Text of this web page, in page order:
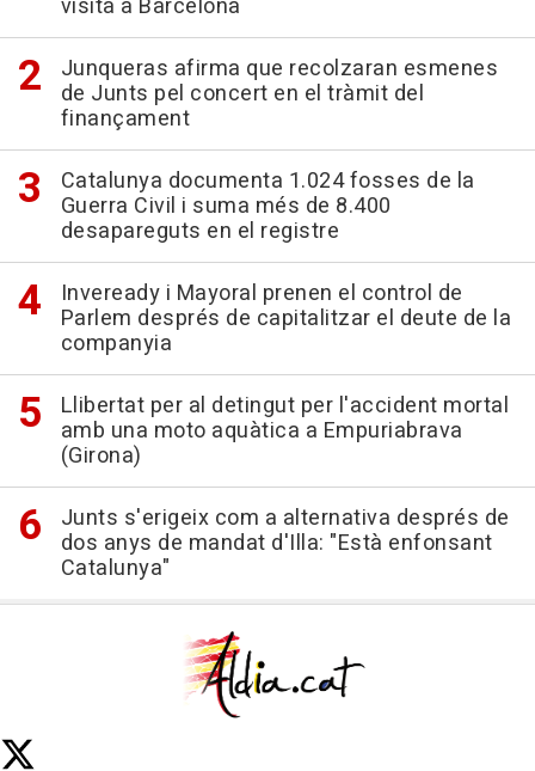
visita a Barcelona
Junqueras afirma que recolzaran esmenes
de Junts pel concert en el tràmit del
finançament
Catalunya documenta 1.024 fosses de la
Guerra Civil i suma més de 8.400
desapareguts en el registre
Inveready i Mayoral prenen el control de
Parlem després de capitalitzar el deute de la
companyia
Llibertat per al detingut per l'accident mortal
amb una moto aquàtica a Empuriabrava
(Girona)
Junts s'erigeix com a alternativa després de
dos anys de mandat d'Illa: "Està enfonsant
Catalunya"